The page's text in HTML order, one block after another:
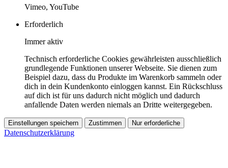
Vimeo, YouTube
Erforderlich
Immer aktiv
Technisch erforderliche Cookies gewährleisten ausschließlich
grundlegende Funktionen unserer Webseite. Sie dienen zum
Beispiel dazu, dass du Produkte im Warenkorb sammeln oder
dich in dein Kundenkonto einloggen kannst. Ein Rückschluss
auf dich ist für uns dadurch nicht möglich und dadurch
anfallende Daten werden niemals an Dritte weitergegeben.
Einstellungen speichern Zustimmen Nur erforderliche
Datenschutzerklärung